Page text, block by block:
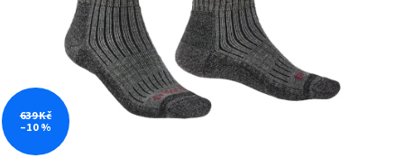
639 Kč
–10 %